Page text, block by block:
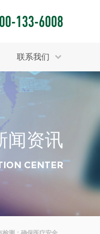
133-6008
联系我们
光伏检测
闻资讯
CENTER